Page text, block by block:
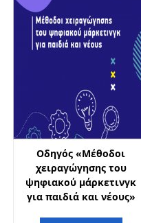
Οδηγός «Μέθοδοι
χειραγώγησης του
ψηφιακού μάρκετινγκ
για παιδιά και νέους»